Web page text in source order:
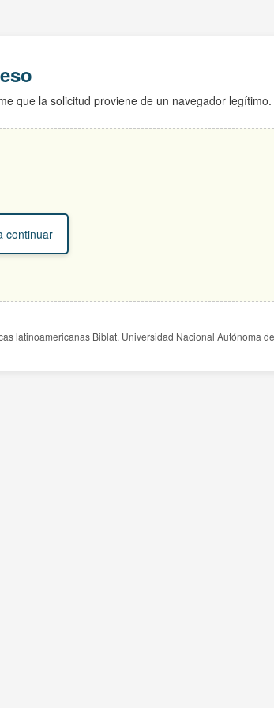
que la solicitud proviene de un navegador legítimo.
continuar
latinoamericanas Biblat. Universidad Nacional Autónoma